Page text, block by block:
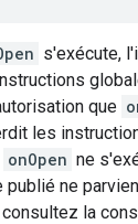
s'exécute,
que
les
onOpen ne
ne
la